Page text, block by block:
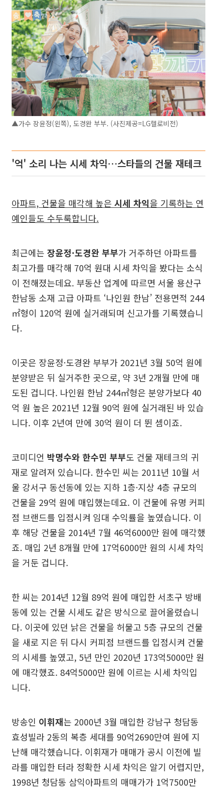
▲가수 장윤정(왼쪽), 도경완 부부. (사진제공=LG헬로비전)
'억' 소리 나는 시세 차익…스타들의 건물 재테크
아파트, 건물을 매각해 높은 시세 차익을 기록하는 연
예인들도 수두룩합니다.
최근에는 장윤정·도경완 부부가 거주하던 아파트를
최고가를 매각해 70억 원대 시세 차익을 봤다는 소식
이 전해졌는데요. 부동산 업계에 따르면 서울 용산구
한남동 소재 고급 아파트 ‘나인원 한남’ 전용면적 244
㎡형이 120억 원에 실거래되며 신고가를 기록했습니
다.
이곳은 장윤정·도경완 부부가 2021년 3월 50억 원에
분양받은 뒤 실거주한 곳으로, 약 3년 2개월 만에 매
도된 겁니다. 나인원 한남 244㎡형은 분양가보다 40
억 원 높은 2021년 12월 90억 원에 실거래된 바 있습
니다. 이후 2년여 만에 30억 원이 더 뛴 셈이죠.
코미디언 박명수와 한수민 부부도 건물 재테크의 귀
재로 알려져 있습니다. 한수민 씨는 2011년 10월 서
울 강서구 동선동에 있는 지하 1층·지상 4층 규모의
건물을 29억 원에 매입했는데요. 이 건물에 유명 커피
점 브랜드를 입점시켜 임대 수익률을 높였습니다. 이
후 해당 건물을 2014년 7월 46억6000만 원에 매각했
죠. 매입 2년 8개월 만에 17억6000만 원의 시세 차익
을 거둔 겁니다.
한 씨는 2014년 12월 89억 원에 매입한 서초구 방배
동에 있는 건물 시세도 같은 방식으로 끌어올렸습니
다. 이곳에 있던 낡은 건물을 허물고 5층 규모의 건물
을 새로 지은 뒤 다시 커피점 브랜드를 입점시켜 건물
의 시세를 높였고, 5년 만인 2020년 173억5000만 원
에 매각했죠. 84억5000만 원에 이르는 시세 차익입
니다.
방송인 이휘재는 2000년 3월 매입한 강남구 청담동
효성빌라 2동의 복층 세대를 90억2690만여 원에 지
난해 매각했습니다. 이휘재가 매매가 공시 이전에 빌
라를 매입한 터라 정확한 시세 차익은 알기 어렵지만,
1998년 청담동 삼익아파트의 매매가가 1억7500만